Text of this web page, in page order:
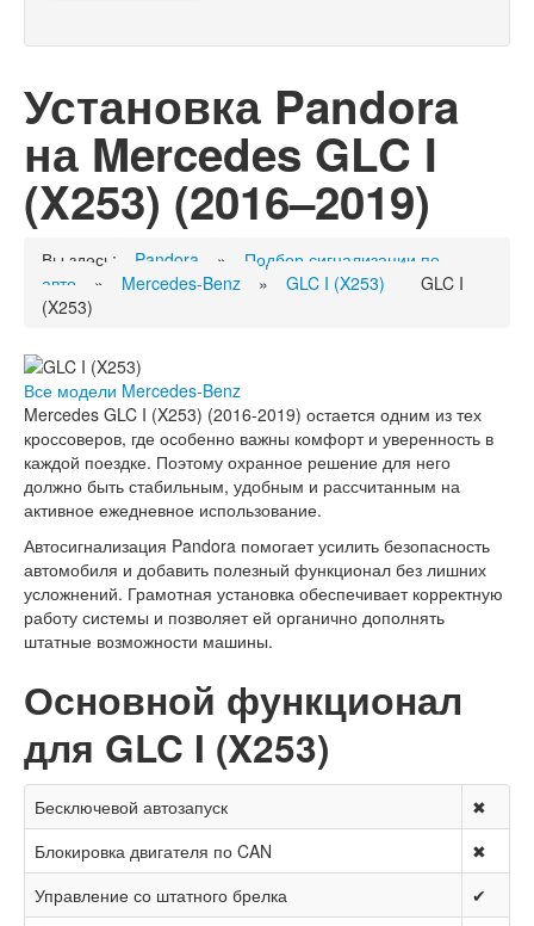
Установка Pandora
на Mercedes GLC I
(X253) (2016–2019)
Вы здесь: Pandora »
Подбор сигнализации по
авто
» Mercedes-Benz » GLC I (X253)
GLC I
(X253)
Все модели Mercedes-Benz
Mercedes GLC I (X253) (2016-2019) остается одним из тех
кроссоверов, где особенно важны комфорт и уверенность в
каждой поездке. Поэтому охранное решение для него
должно быть стабильным, удобным и рассчитанным на
активное ежедневное использование.
Автосигнализация Pandora помогает усилить безопасность
автомобиля и добавить полезный функционал без лишних
усложнений. Грамотная установка обеспечивает корректную
работу системы и позволяет ей органично дополнять
штатные возможности машины.
Основной функционал
для GLC I (X253)
Бесключевой автозапуск
✖
Блокировка двигателя по CAN
✖
Управление со штатного брелка
✔